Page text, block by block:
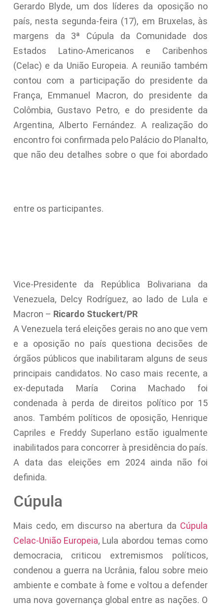
Gerardo Blyde, um dos líderes da oposição no
país, nesta segunda-feira (17), em Bruxelas, às
margens da 3ª Cúpula da Comunidade dos
Estados Latino-Americanos e Caribenhos
(Celac) e da União Europeia. A reunião também
contou com a participação do presidente da
França, Emmanuel Macron, do presidente da
Colômbia, Gustavo Petro, e do presidente da
Argentina, Alberto Fernández. A realização do
encontro foi confirmada pelo Palácio do Planalto,
que não deu detalhes sobre o que foi abordado
entre os participantes.
Vice-Presidente da República Bolivariana da
Venezuela, Delcy Rodríguez, ao lado de Lula e
Macron – Ricardo Stuckert/PR
A Venezuela terá eleições gerais no ano que vem
e a oposição no país questiona decisões de
órgãos públicos que inabilitaram alguns de seus
principais candidatos. No caso mais recente, a
ex-deputada María Corina Machado foi
condenada à perda de direitos político por 15
anos. Também políticos de oposição, Henrique
Capriles e Freddy Superlano estão igualmente
inabilitados para concorrer à presidência do país.
A data das eleições em 2024 ainda não foi
definida.
Cúpula
Mais cedo, em discurso na abertura da Cúpula
Celac-União Europeia, Lula abordou temas como
democracia, criticou extremismos políticos,
condenou a guerra na Ucrânia, falou sobre meio
ambiente e combate à fome e voltou a defender
uma nova governança global entre as nações. O